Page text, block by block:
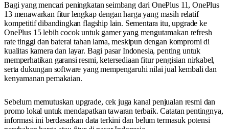
Bagi yang mencari peningkatan seimbang dari OnePlus 11, OnePlus
13 menawarkan fitur lengkap dengan harga yang masih relatif
kompetitif dibandingkan flagship lain. Sementara itu, upgrade ke
OnePlus 15 lebih cocok untuk gamer yang mengutamakan refresh
rate tinggi dan baterai tahan lama, meskipun dengan kompromi di
kualitas kamera dan layar. Bagi pasar Indonesia, penting untuk
memperhatikan garansi resmi, ketersediaan fitur pengisian nirkabel,
serta dukungan software yang mempengaruhi nilai jual kembali dan
kenyamanan pemakaian.
Sebelum memutuskan upgrade, cek juga kanal penjualan resmi dan
promo lokal untuk mendapatkan tawaran terbaik. Catatan pentingnya,
informasi ini berdasarkan data terkini dan belum termasuk potensi